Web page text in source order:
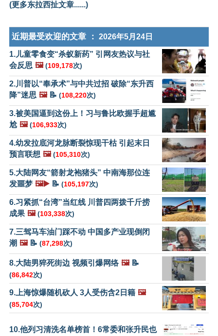
(更多东拉西扯文章......)
近期最受欢迎的文章 ： 2026年5月24日
1.儿童零食变“杀蚁新药” 引网友热议与社
会反思 🖼️ (109,178次)
2.川普以“奉承术”与中共过招 破除“东升西
降”迷思 🖼️📝 (108,220次)
3.被美国逼到这份上！习与鲁比欧握手超尴
尬 🖼️ (106,933次)
4.幼发拉底河龙脉断裂惊现干枯 引起末日
预言联想 🖼️ (105,310次)
5.大陆网友“箭射龙袍猪头” 中南海那位连
发噩梦 🖼️▶️ 📝 (105,197次)
6.习紧抓“台湾”当红线 川普四两拨千斤捞
成果 🖼️ (103,338次)
7.三驾马车油门踩不动 中国多产业现倒闭
潮 🖼️📝 (87,298次)
8.大陆男猝死街边 视频引爆网络 🖼️📝
(86,842次)
9.上海惊爆随机砍人 3人受伤含2日籍 🖼️
(85,704次)
10.他列习清洗名单榜首！6常委和张升民也